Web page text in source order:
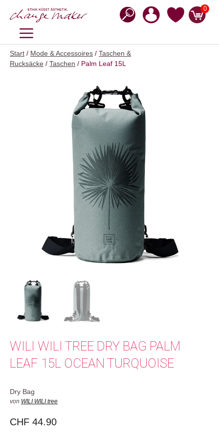
Inhalt
0
MENÜ
Start / Mode & Accessoires / Taschen &
Rucksäcke / Taschen / Palm Leaf 15L
WILI WILI TREE DRY BAG PALM
LEAF 15L OCEAN TURQUOISE
Dry Bag
von WILI WILI tree
CHF 44.90